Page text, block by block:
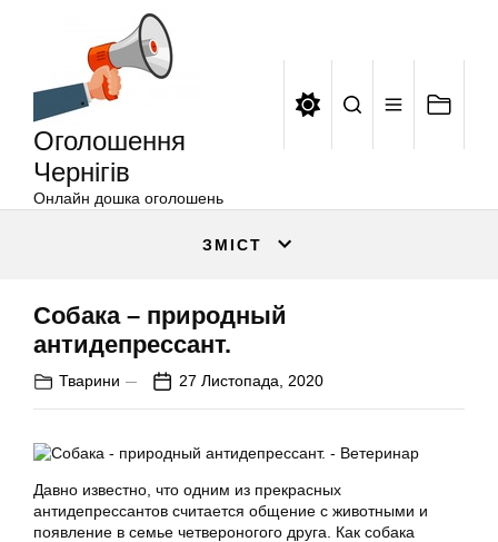
Оголошення
Чернігів
Онлайн дошка оголошень
ЗМІСТ
Собака – природный
антидепрессант.
Тварини 27 Листопада, 2020
Давно известно, что одним из прекрасных
антидепрессантов считается общение с животными и
появление в семье четвероногого друга. Как собака